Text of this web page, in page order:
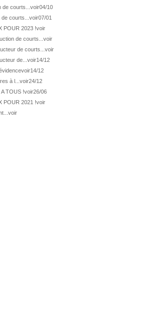
et Atmane
Fernandez
Tsitsipas
en 1/8èmes
à 18 ans
son 1er...
courts... voir04/10
courts... voir07/01
POUR 2023 !voir
de courts... voir
de courts... voir
de... voir14/12
voir14/12
à l... voir24/12
TOUS !voir26/06
POUR 2021 !voir
voir